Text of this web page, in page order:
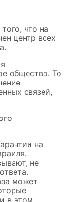
что на
центр всех
общество. То
связей,
на
не
может
в этом